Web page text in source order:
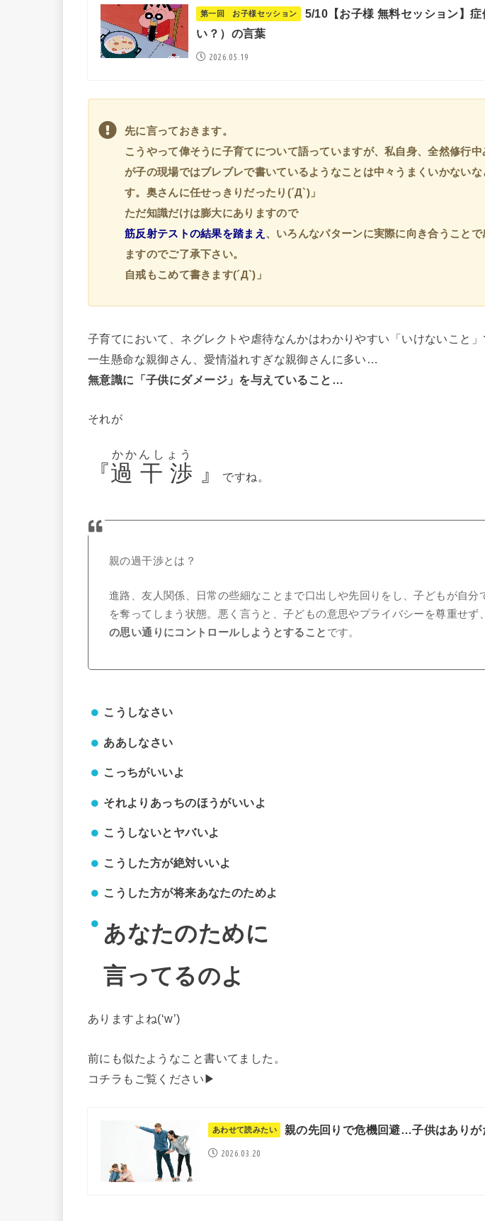
5/10【お子様 無料セッション】
い？）の言葉
2026.05.19
先に言っておきます。
こうやって偉そうに子育てについて語っていますが、私自身、全然修行
が子の現場ではブレブレで書いているようなことは中々うまくいかない
す。奥さんに任せっきりだったり(´Д`)」
ただ知識だけは膨大にありますので
筋反射テストの結果を踏まえ 、いろんなパターンに実際に向き合うこと
ますのでご了承下さい。
自戒もこめて書きます(´Д`)」
子育てにおいて、ネグレクトや虐待なんかはわかりやすい「いけないこと」
一生懸命な親御さん、愛情溢れすぎな親御さんに多い…
無意識に「子供にダメージ」を与えていること…
それが
『過 干 渉
かかんしょう
』 ですね。
親の過干渉とは？
進路、友人関係、日常の些細なことまで口出しや先回りをし、子どもが自分
を奪ってしまう状態。悪く言うと、子どもの意思やプライバシーを尊重せず
の思い通りにコントロールしようとすること です。
こうしなさい
ああしなさい
こっちがいいよ
それよりあっちのほうがいいよ
こうしないとヤバいよ
こうした方が絶対いいよ
こうした方が将来あなたのためよ
あなたのために
言ってるのよ
ありますよね(‘w’)
前にも似たようなこと書いてました。
コチラもご覧ください▶︎
親の先回りで危機回避…子供はありが
2026.03.20